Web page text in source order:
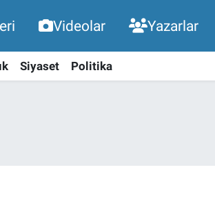
Videolar Yazarlar
Siyaset Politika